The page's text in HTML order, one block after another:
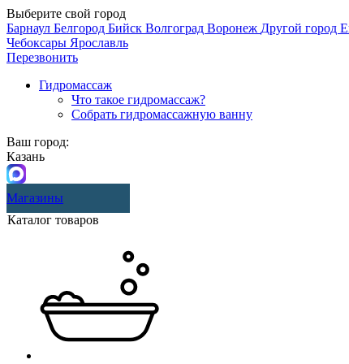
Выберите свой город
Барнаул Белгород Бийск Волгоград Воронеж Другой город
Чебоксары Ярославль
Перезвонить
Гидромассаж
Что такое гидромассаж?
Собрать гидромассажную ванну
Ваш город:
Казань
Магазины
Каталог товаров